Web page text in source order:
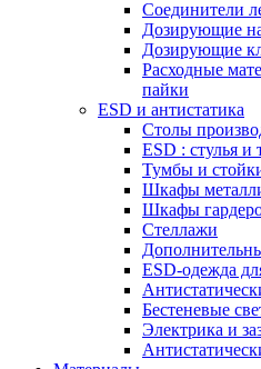
Соединители
Дозирующие
Дозирующие
Расходные
пайки
ESD и антистатика
Столы
ESD : cтулья и
Тумбы и
Шкафы
Шкафы
Стеллажи
ESD-одежда
Бестеневые
Электрика и